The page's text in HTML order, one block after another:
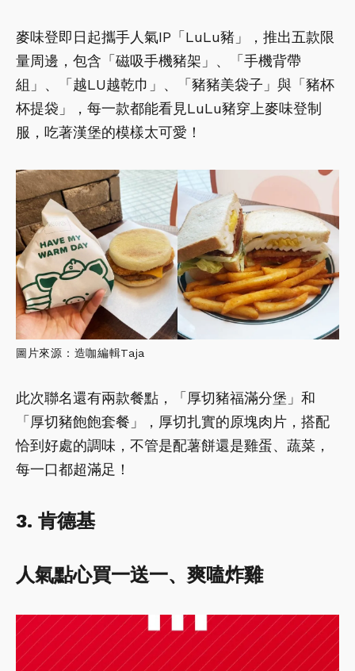
麥味登即日起攜手人氣IP「LuLu豬」，推出五款限
量周邊，包含「磁吸手機豬架」、「手機背帶
組」、「越LU越乾巾」、「豬豬美袋子」與「豬杯
杯提袋」，每一款都能看見LuLu豬穿上麥味登制
服，吃著漢堡的模樣太可愛！
圖片來源：造咖編輯Taja
此次聯名還有兩款餐點，「厚切豬福滿分堡」和
「厚切豬飽飽套餐」，厚切扎實的原塊肉片，搭配
恰到好處的調味，不管是配薯餅還是雞蛋、蔬菜，
每一口都超滿足！
3. 肯德基
人氣點心買一送一、爽嗑炸雞